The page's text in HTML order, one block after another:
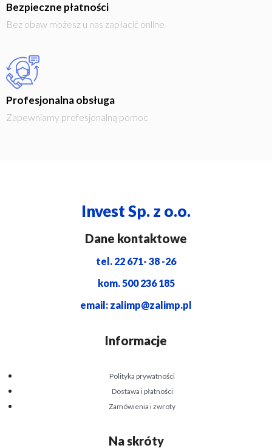
Bezpieczne płatności
Bez obaw możesz u nas zapłacić online
Profesjonalna obsługa
Zapewniamy profesjonalną pomoc
Invest Sp. z o.o.
Dane kontaktowe
tel. 22 671- 38 -26
kom. 500 236 185
email: zalimp@zalimp.pl
Informacje
Polityka prywatności
Dostawa i płatności
Zamówienia i zwroty
Na skróty